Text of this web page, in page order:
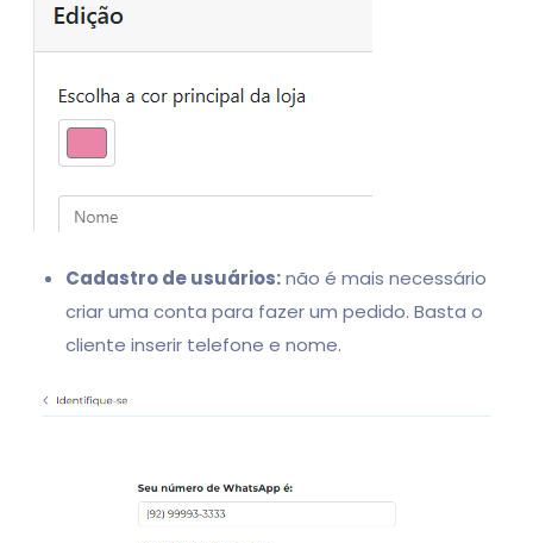
Cadastro de usuários:não é mais necessário
criar uma conta para fazer um pedido. Basta o
cliente inserir telefone e nome.